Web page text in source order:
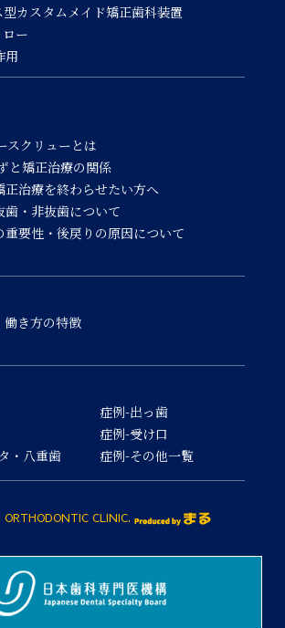
型カスタムメイド矯正歯科装置
ー
用
スクリューとは
と矯正治療の関係
正治療を終わらせたい方へ
歯・非抜歯について
重要性・後戻りの原因について
働き方の特徴
・八重歯
症例-出っ歯
症例-受け口
症例-その他一覧
CLINIC.